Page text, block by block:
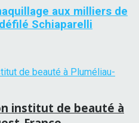
aux milliers de
Schiaparelli
institut de beauté à